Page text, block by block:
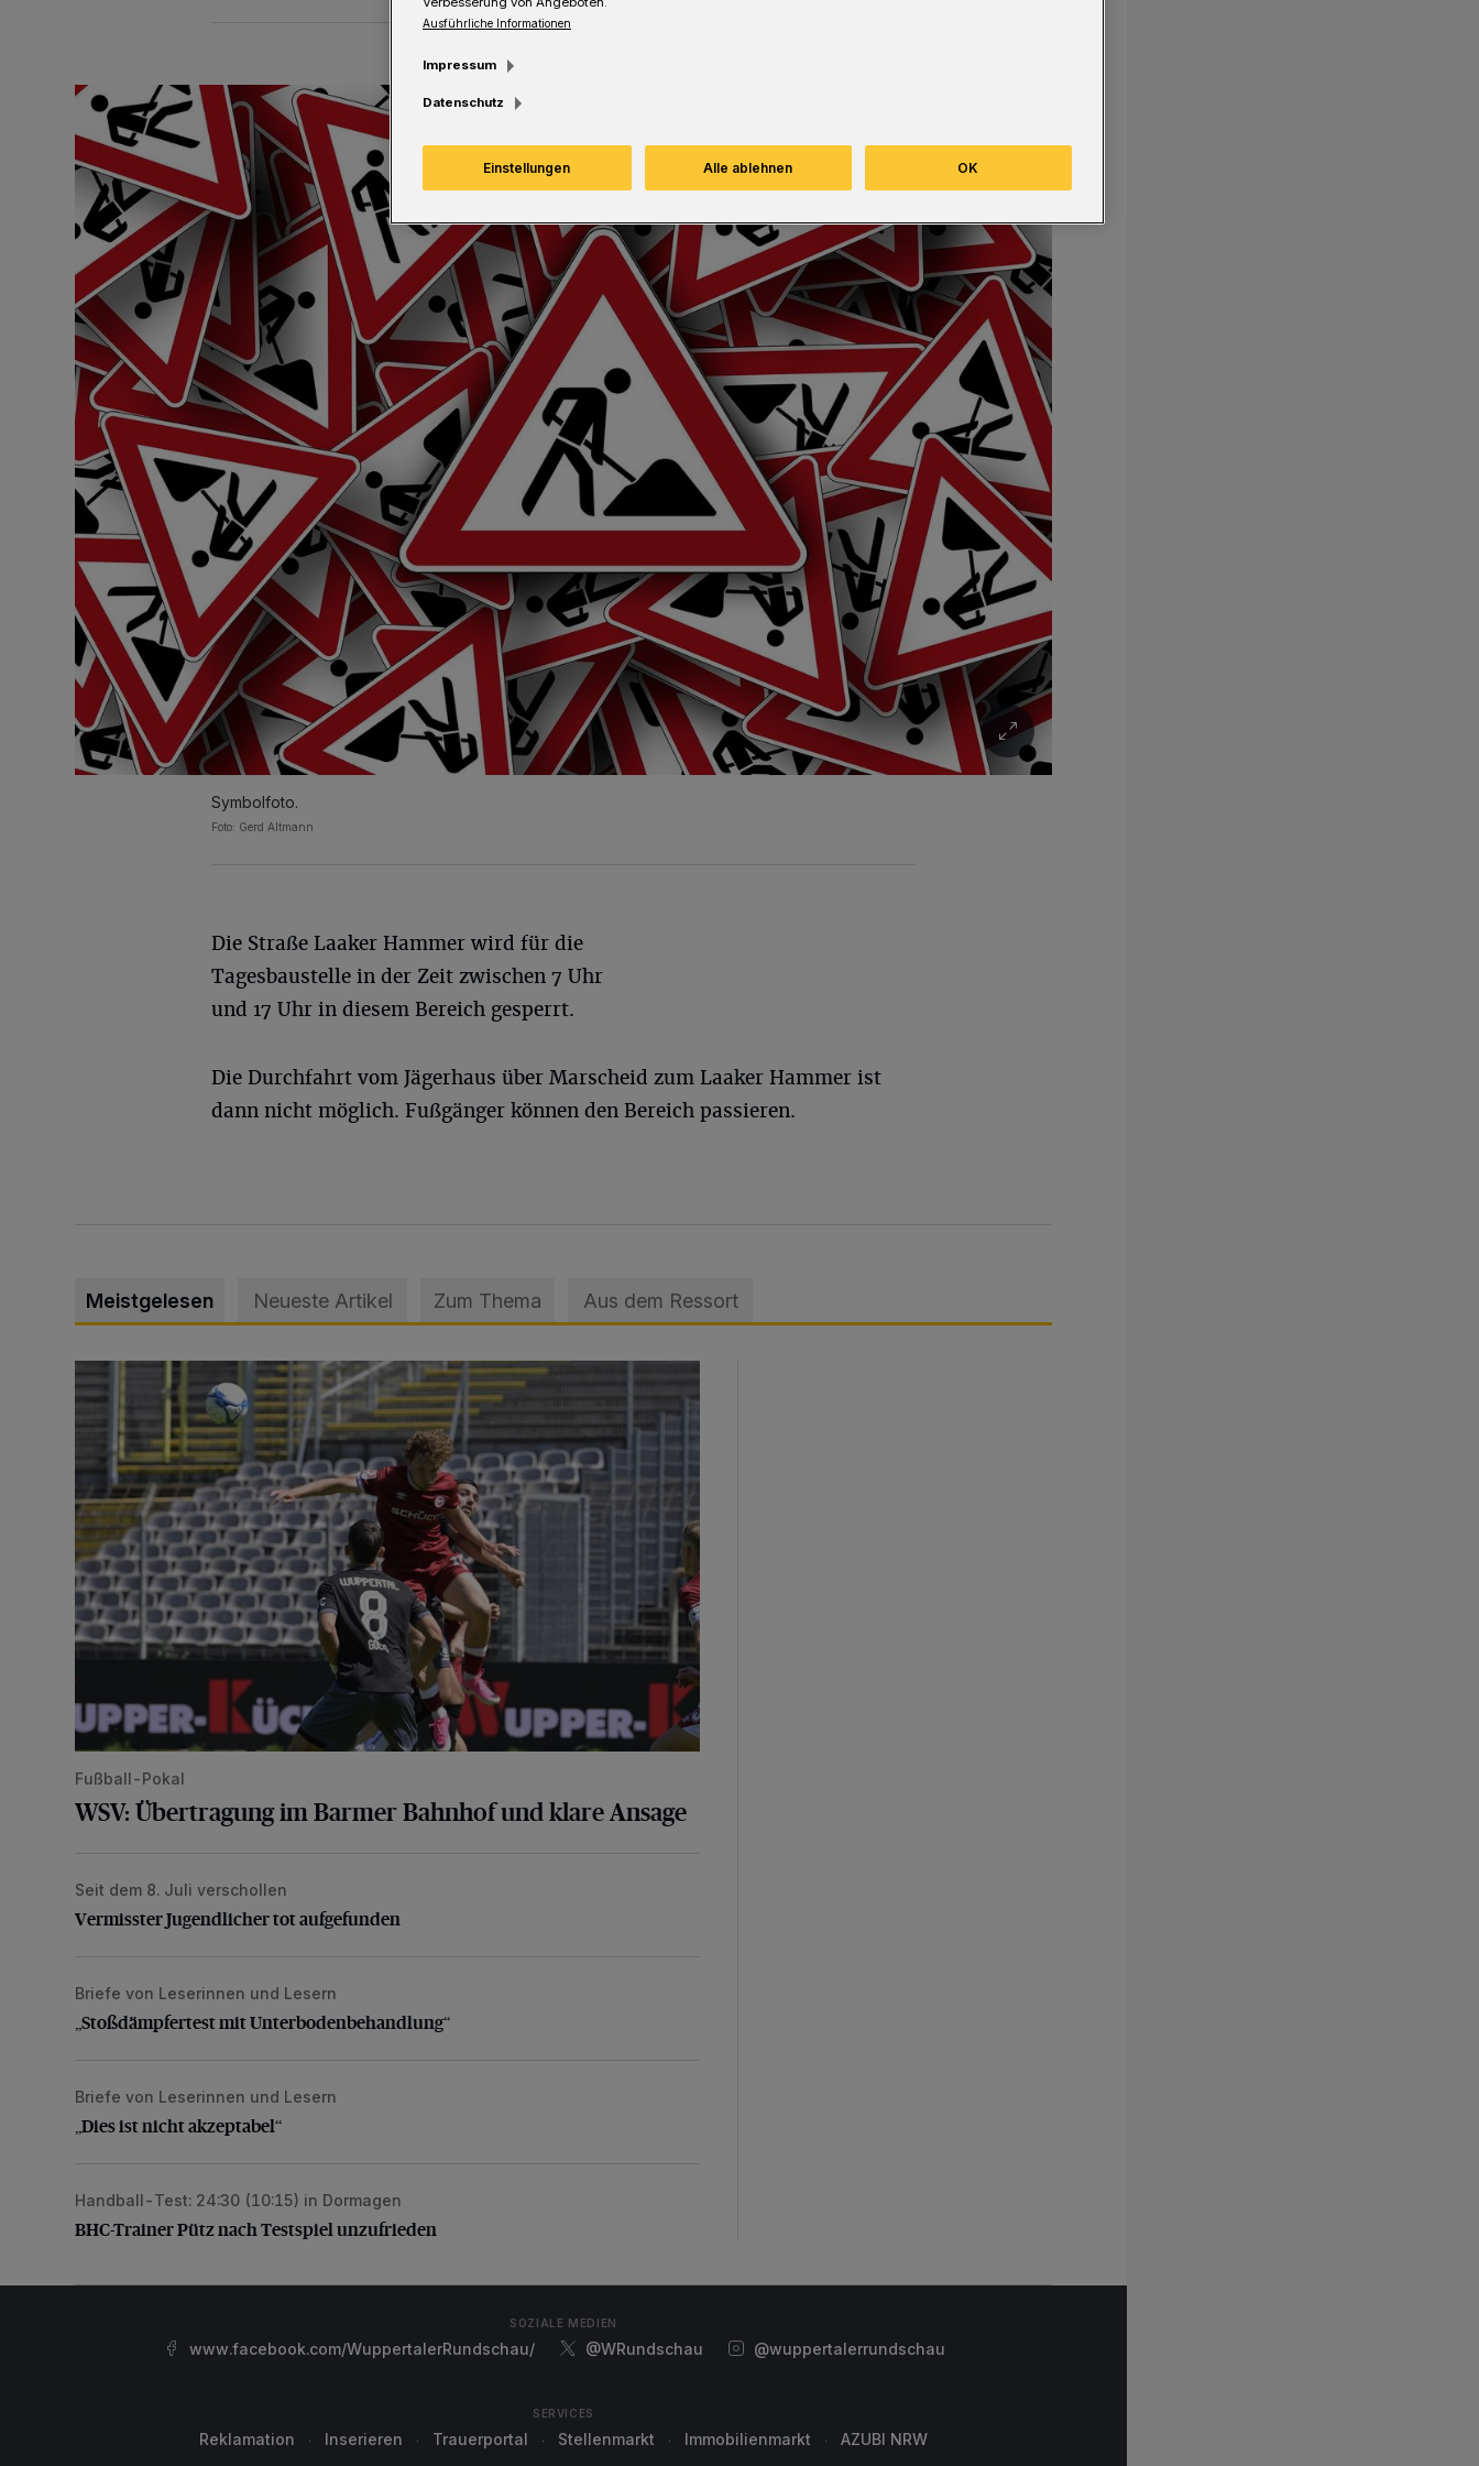
Symbolfoto.
Foto: Gerd Altmann
Die Straße Laaker Hammer wird für die
Tagesbaustelle in der Zeit zwischen 7 Uhr
und 17 Uhr in diesem Bereich gesperrt.
Die Durchfahrt vom Jägerhaus über Marscheid zum Laaker Hammer ist
dann nicht möglich. Fußgänger können den Bereich passieren.
Meistgelesen Neueste Artikel Zum Thema Aus dem Ressort
WSV: Übertragung im Barmer Bahnhof und klare Ansage
Fußball-Pokal
WSV: Übertragung im Barmer Bahnhof und klare Ansage
Vermisster Jugendlicher tot aufgefunden
Seit dem 8. Juli verschollen
Vermisster Jugendlicher tot aufgefunden
„Stoßdämpfertest mit Unterbodenbehandlung“
Briefe von Leserinnen und Lesern
„Stoßdämpfertest mit Unterbodenbehandlung“
„Dies ist nicht akzeptabel“
Briefe von Leserinnen und Lesern
„Dies ist nicht akzeptabel“
BHC-Trainer Pütz nach Testspiel unzufrieden
Handball-Test: 24:30 (10:15) in Dormagen
BHC-Trainer Pütz nach Testspiel unzufrieden
SOZIALE MEDIEN
www.facebook.com/WuppertalerRundschau/ @WRundschau @wuppertalerrundschau
SERVICES
Reklamation Inserieren Trauerportal Stellenmarkt Immobilienmarkt AZUBI NRW
Ausführliche Informationen
Impressum
Datenschutz
Einstellungen Alle ablehnen OK